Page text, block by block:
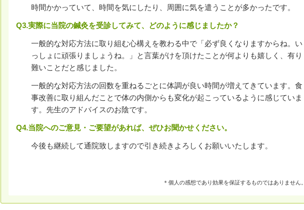
時間かかっていて、時間を気にしたり、周囲に気を遣うことが多かったです。
Q3.実際に当院の鍼灸を受診してみて、どのように感じましたか？
一般的な対応方法に取り組む心構えを教わる中で「必ず良くなりますからね。い
っしょに頑張りましょうね。」と言葉がけを頂けたことが何よりも嬉しく、有り
難いことだと感じました。
一般的な対応方法の回数を重ねるごとに体調が良い時間が増えてきています。食
事改善に取り組んだことで体の内側からも変化が起こっているように感じていま
す。先生のアドバイスのお陰です。
Q4.当院へのご意見・ご要望があれば、ぜひお聞かせください。
今後も継続して通院致しますので引き続きよろしくお願いいたします。
＊個人の感想であり効果を保証するものではありません。